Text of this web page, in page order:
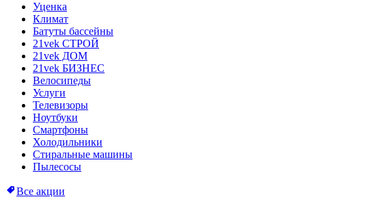
Уценка
Климат
Батуты бассейны
21vek СТРОЙ
21vek ДОМ
21vek БИЗНЕС
Велосипеды
Услуги
Телевизоры
Ноутбуки
Смартфоны
Холодильники
Стиральные машины
Пылесосы
Все акции